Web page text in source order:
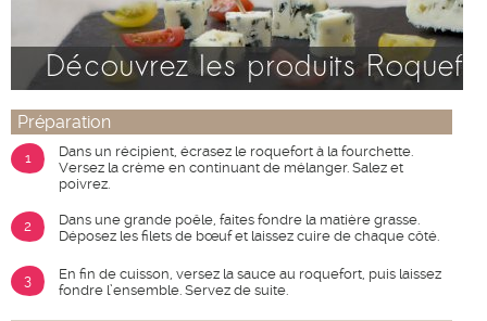
Préparation
1
Dans un récipient, écrasez le roquefort à la fourchette.
Versez la crème en continuant de mélanger. Salez et
poivrez.
2
Dans une grande poêle, faites fondre la matière grasse.
Déposez les filets de bœuf et laissez cuire de chaque côté.
3
En fin de cuisson, versez la sauce au roquefort, puis laissez
fondre l’ensemble. Servez de suite.